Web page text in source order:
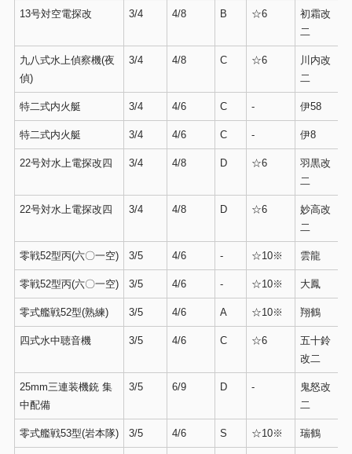
13号対空電探改 3/4 4/8 B ☆6
初霜改
二
九八式水上偵察機(夜
偵)
3/4 4/8 C ☆6
川内改
二
特二式内火艇 3/4 4/6 C - 伊58
特二式内火艇 3/4 4/6 C - 伊8
22号対水上電探改四 3/4 4/8 D ☆6
羽黒改
二
22号対水上電探改四 3/4 4/8 D ☆6
妙高改
二
零戦52型丙(六〇一空) 3/5 4/6 - ☆10※ 雲龍
零戦52型丙(六〇一空) 3/5 4/6 - ☆10※ 大鳳
零式艦戦52型(熟練) 3/5 4/6 A ☆10※ 翔鶴
四式水中聴音機 3/5 4/6 C ☆6
五十鈴
改二
25mm三連装機銃 集
中配備
3/5 6/9 D -
鬼怒改
二
零式艦戦53型(岩本隊) 3/5 4/6 S ☆10※ 瑞鶴